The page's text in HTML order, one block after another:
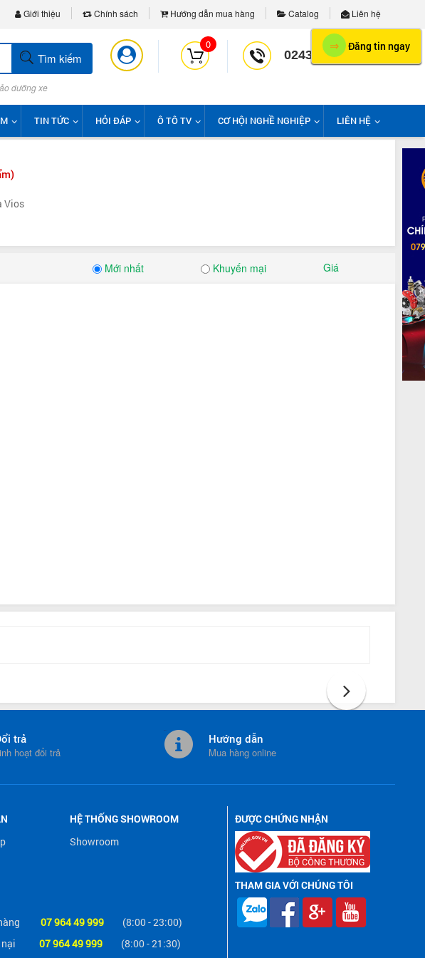
Giới thiệu Chính sách Hướng dẫn mua hàng Catalog Liên hệ
Tìm kiếm
dưỡng xe
0
02439958139
⇒ Đăng tin ngay
TIN TỨC HỎI ĐÁP Ô TÔ TV CƠ HỘI NGHỀ NGHIỆP LIÊN HỆ
Vios
Mới nhất Khuyến mại Giá
trả
hoạt đổi trả
Hướng dẫn
Mua hàng online
HỆ THỐNG SHOWROOM
Showroom
07 964 49 999
(8:00 - 23:00)
07 964 49 999 (8:00 - 21:30)
ĐƯỢC CHỨNG NHẬN
THAM GIA VỚI CHÚNG TÔI